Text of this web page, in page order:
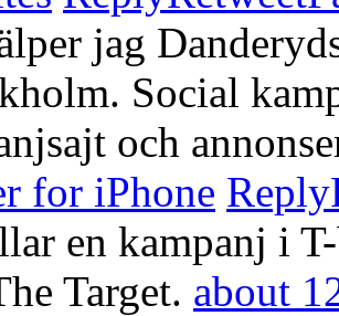
jag
Social
och
for iPhone Reply
en kampanj i
Target. about